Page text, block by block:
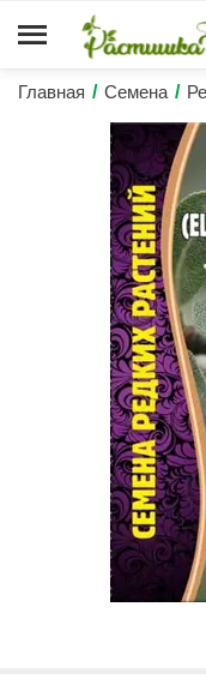
Главная / Семена /